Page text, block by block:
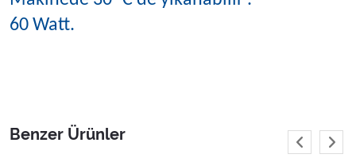
60 Watt.
Benzer Ürünler